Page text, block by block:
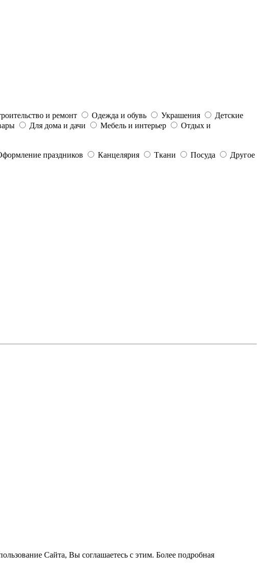
и ремонт Одежда и обувь Украшения
Детские
Для дома и дачи Мебель и интерьер
Отдых и
праздников Канцелярия Ткани Посуда
Другое
Сайта, Вы соглашаетесь с этим. Более подробная